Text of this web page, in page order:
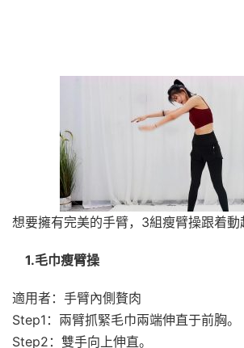
想要擁有完美的手臂，3組瘦臂操跟着動
1.毛巾瘦臂操
適用者：手臂內側贅肉
Step1：兩臂抓緊毛巾兩端伸直于前胸。
Step2：雙手向上伸直。